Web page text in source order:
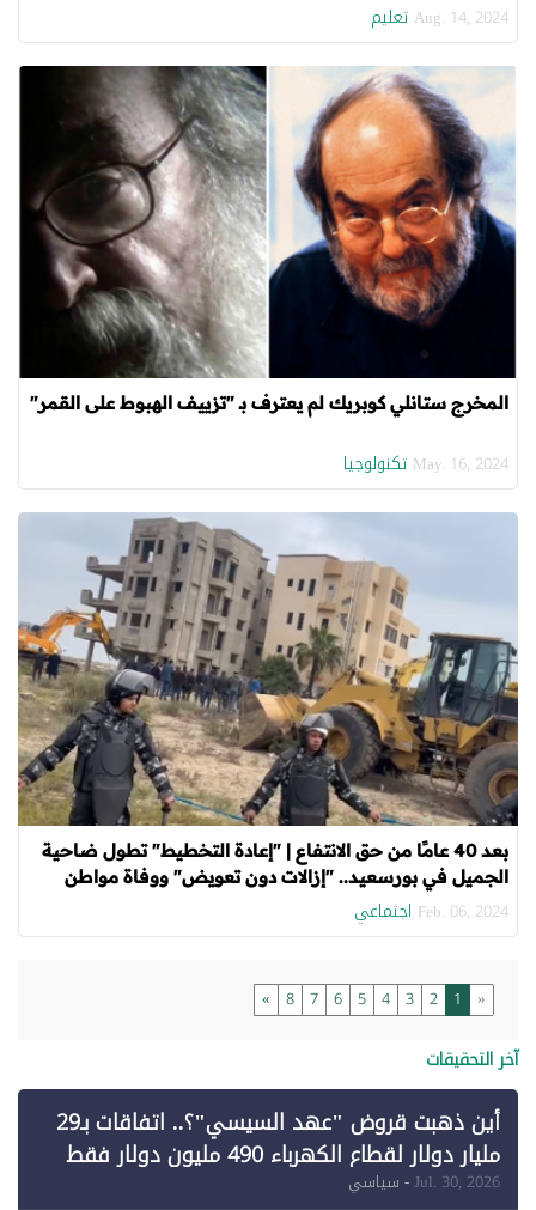
أمين
Aug. 14, 2024 تعليم
المخرج ستانلي كوبريك لم يعترف بـ "تزييف الهبوط على القمر"
May. 16, 2024 تكنولوجيا
بعد 40 عامًا من حق الانتفاع | "إعادة التخطيط" تطول ضاحية
الجميل في بورسعيد.. "إزالات دون تعويض" ووفاة مواطن
Feb. 06, 2024 اجتماعي
«
1
2
3
4
5
6
7
8
»
آخر التحقيقات
أين ذهبت قروض "عهد السيسي"؟.. اتفاقات بـ29
مليار دولار لقطاع الكهرباء 490 مليون دولار فقط
لـ"الطاقة المتجددة" (1)
Jul. 30, 2026- سياسي